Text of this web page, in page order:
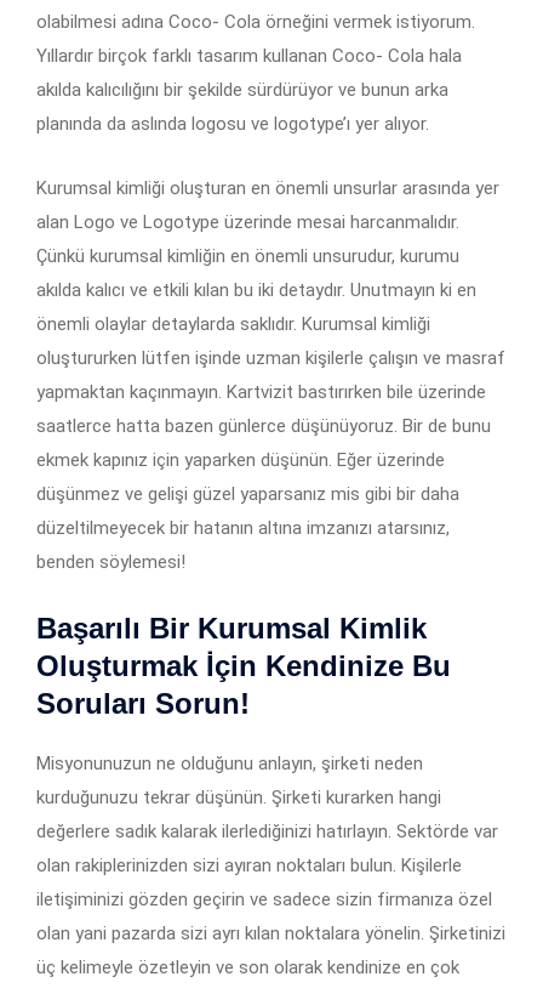
olabilmesi adına Coco- Cola örneğini vermek istiyorum.
Yıllardır birçok farklı tasarım kullanan Coco- Cola hala
akılda kalıcılığını bir şekilde sürdürüyor ve bunun arka
planında da aslında logosu ve logotype’ı yer alıyor.
Kurumsal kimliği oluşturan en önemli unsurlar arasında yer
alan Logo ve Logotype üzerinde mesai harcanmalıdır.
Çünkü kurumsal kimliğin en önemli unsurudur, kurumu
akılda kalıcı ve etkili kılan bu iki detaydır. Unutmayın ki en
önemli olaylar detaylarda saklıdır. Kurumsal kimliği
oluştururken lütfen işinde uzman kişilerle çalışın ve masraf
yapmaktan kaçınmayın. Kartvizit bastırırken bile üzerinde
saatlerce hatta bazen günlerce düşünüyoruz. Bir de bunu
ekmek kapınız için yaparken düşünün. Eğer üzerinde
düşünmez ve gelişi güzel yaparsanız mis gibi bir daha
düzeltilmeyecek bir hatanın altına imzanızı atarsınız,
benden söylemesi!
Başarılı Bir Kurumsal Kimlik
Oluşturmak İçin Kendinize Bu
Soruları Sorun!
Misyonunuzun ne olduğunu anlayın, şirketi neden
kurduğunuzu tekrar düşünün. Şirketi kurarken hangi
değerlere sadık kalarak ilerlediğinizi hatırlayın. Sektörde var
olan rakiplerinizden sizi ayıran noktaları bulun. Kişilerle
iletişiminizi gözden geçirin ve sadece sizin firmanıza özel
olan yani pazarda sizi ayrı kılan noktalara yönelin. Şirketinizi
üç kelimeyle özetleyin ve son olarak kendinize en çok